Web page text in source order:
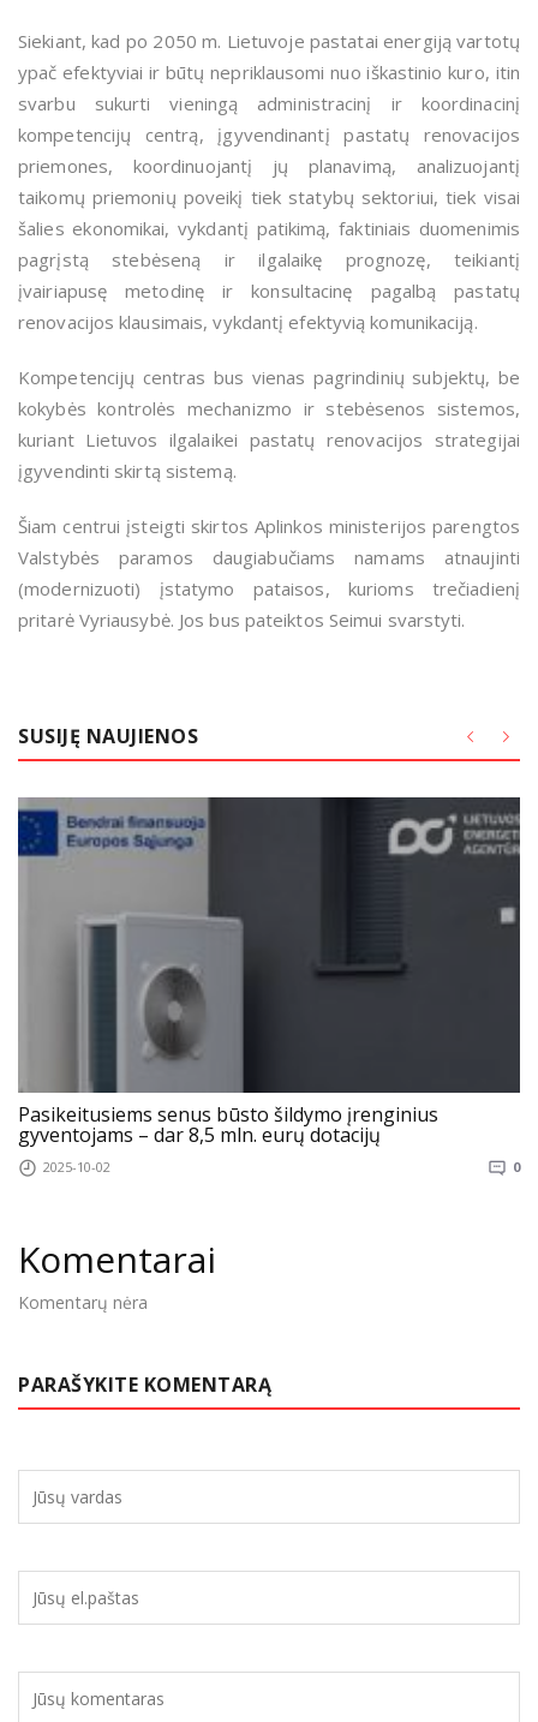
Siekiant, kad po 2050 m. Lietuvoje pastatai energiją vartotų
ypač efektyviai ir būtų nepriklausomi nuo iškastinio kuro, itin
svarbu sukurti vieningą administracinį ir koordinacinį
kompetencijų centrą, įgyvendinantį pastatų renovacijos
priemones, koordinuojantį jų planavimą, analizuojantį
taikomų priemonių poveikį tiek statybų sektoriui, tiek visai
šalies ekonomikai, vykdantį patikimą, faktiniais duomenimis
pagrįstą stebėseną ir ilgalaikę prognozę, teikiantį
įvairiapusę metodinę ir konsultacinę pagalbą pastatų
renovacijos klausimais, vykdantį efektyvią komunikaciją.
Kompetencijų centras bus vienas pagrindinių subjektų, be
kokybės kontrolės mechanizmo ir stebėsenos sistemos,
kuriant Lietuvos ilgalaikei pastatų renovacijos strategijai
įgyvendinti skirtą sistemą.
Šiam centrui įsteigti skirtos Aplinkos ministerijos parengtos
Valstybės paramos daugiabučiams namams atnaujinti
(modernizuoti) įstatymo pataisos, kurioms trečiadienį
pritarė Vyriausybė. Jos bus pateiktos Seimui svarstyti.
SUSIJĘ NAUJIENOS
Pasikeitusiems senus būsto šildymo įrenginius
gyventojams – dar 8,5 mln. eurų dotacijų
2025-10-02 0
Komentarai
Komentarų nėra
PARAŠYKITE KOMENTARĄ